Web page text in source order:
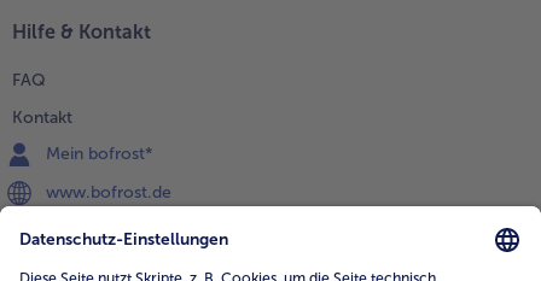
Hilfe & Kontakt
FAQ
Kontakt
Mein bofrost*
www.bofrost.de
service@bofrost.de
0800 - 000 19 18